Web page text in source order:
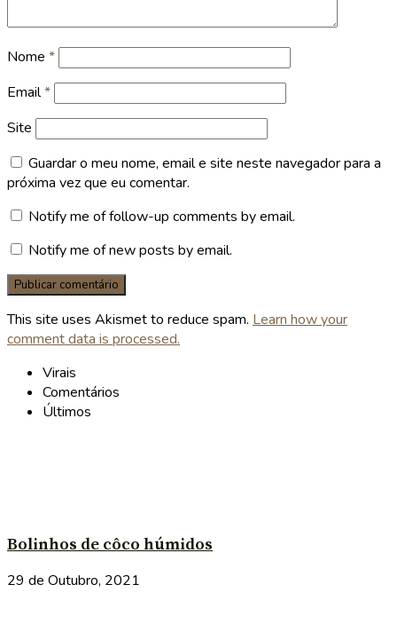
Nome *
Email*
Site
Guardar o meu nome, email e site neste navegador para a
próxima vez que eu comentar.
Notify me of follow-up comments by email.
Notify me of new posts by email.
This site uses Akismet to reduce spam. Learn how your
comment data is processed.
Virais
Comentários
Últimos
Bolinhos de côco húmidos
29 de Outubro, 2021